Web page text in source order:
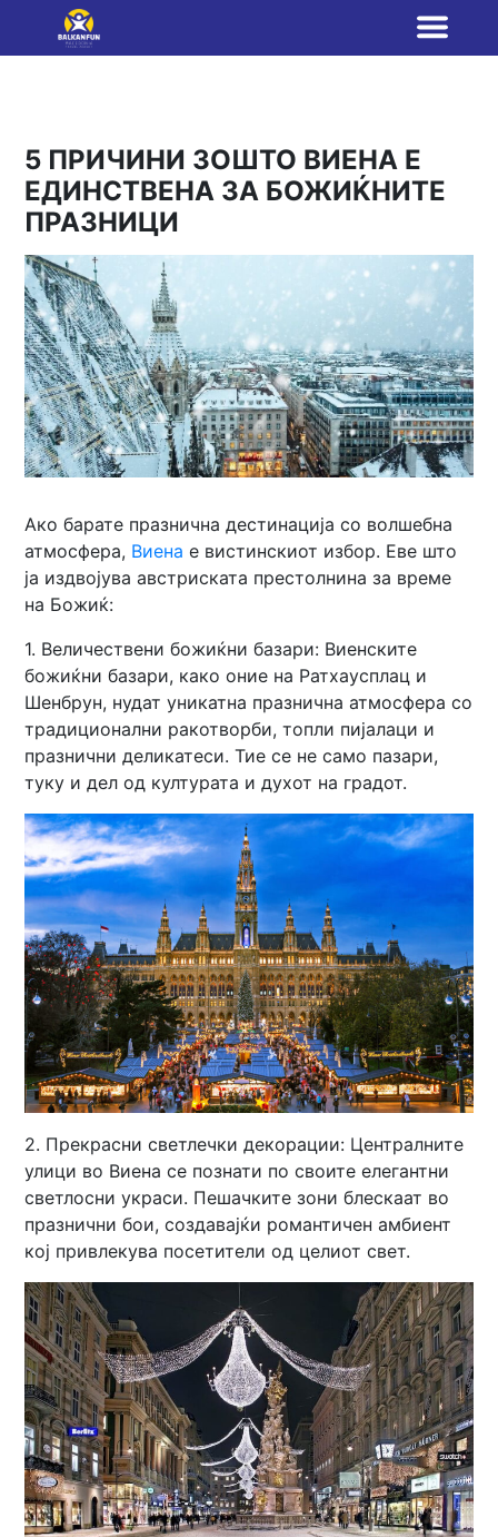
5 ПРИЧИНИ ЗОШТО ВИЕНА Е
ЕДИНСТВЕНА ЗА БОЖИЌНИТЕ
ПРАЗНИЦИ
Ако барате празнична дестинација со волшебна
атмосфера, Виена е вистинскиот избор. Еве што
ја издвојува австриската престолнина за време
на Божиќ:
1. Величествени божиќни базари: Виенските
божиќни базари, како оние на Ратхаусплац и
Шенбрун, нудат уникатна празнична атмосфера со
традиционални ракотворби, топли пијалаци и
празнични деликатеси. Тие се не само пазари,
туку и дел од културата и духот на градот.
2. Прекрасни светлечки декорации: Централните
улици во Виена се познати по своите елегантни
светлосни украси. Пешачките зони блескаат во
празнични бои, создавајќи романтичен амбиент
кој привлекува посетители од целиот свет.